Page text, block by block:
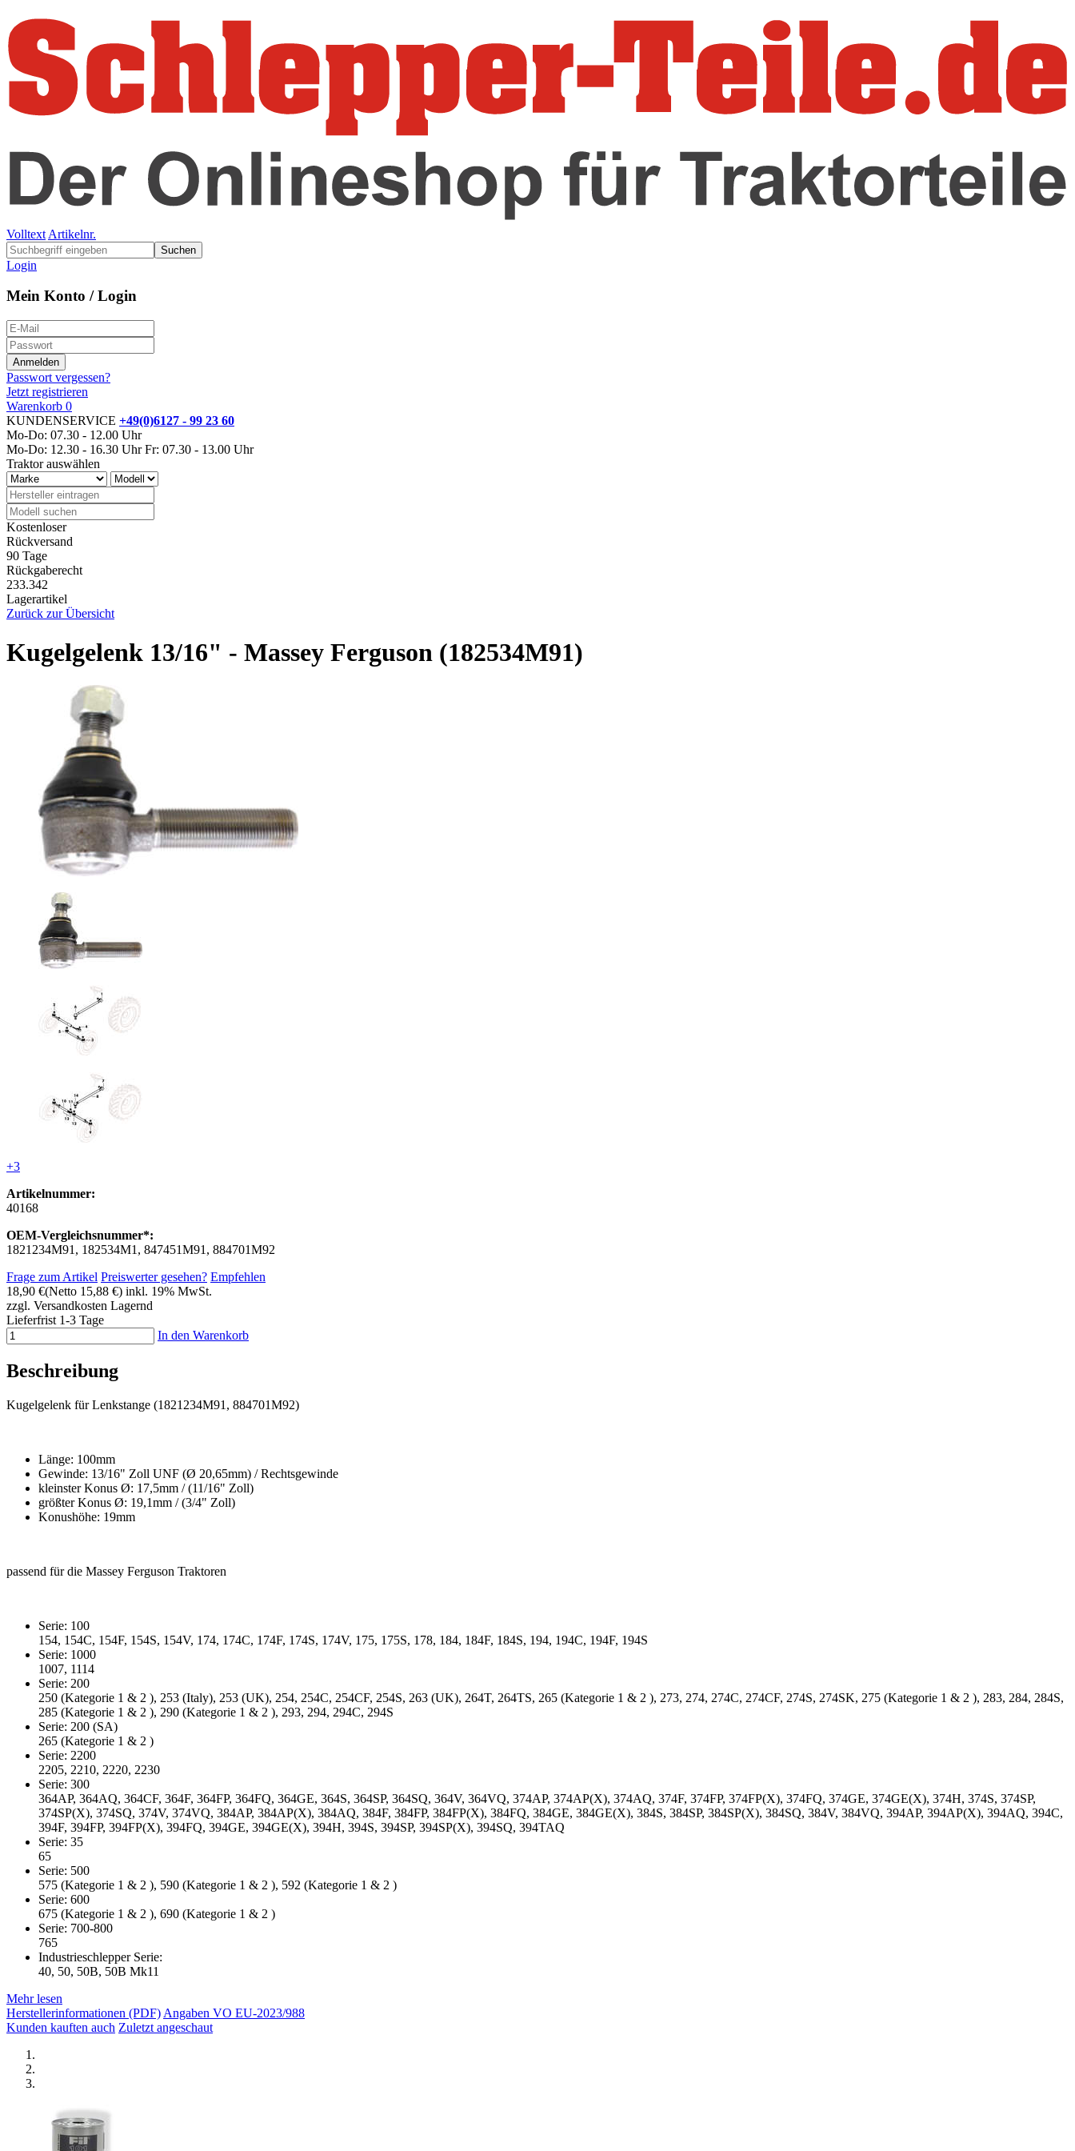
Volltext Artikelnr.
Suchen
Login
Mein Konto / Login
Passwort vergessen?
Jetzt registrieren
Warenkorb 0
KUNDENSERVICE +49(0)6127 - 99 23 60
Mo-Do: 07.30 - 12.00 Uhr
Mo-Do: 12.30 - 16.30 Uhr Fr: 07.30 - 13.00 Uhr
Traktor auswählen
Kostenloser
Rückversand
90 Tage
Rückgaberecht
233.342
Lagerartikel
Zurück zur Übersicht
Kugelgelenk 13/16" - Massey Ferguson (182534M91)
+3
Artikelnummer:
40168
OEM-Vergleichsnummer*:
1821234M91, 182534M1, 847451M91, 884701M92
Frage zum Artikel Preiswerter gesehen? Empfehlen
18,90 €(Netto 15,88 €) inkl. 19% MwSt.
zzgl. Versandkosten Lagernd
Lieferfrist 1-3 Tage
In den Warenkorb
Beschreibung
Kugelgelenk für Lenkstange (1821234M91, 884701M92)
Länge: 100mm
Gewinde: 13/16" Zoll UNF (Ø 20,65mm) / Rechtsgewinde
kleinster Konus Ø: 17,5mm / (11/16" Zoll)
größter Konus Ø: 19,1mm / (3/4" Zoll)
Konushöhe: 19mm
passend für die Massey Ferguson Traktoren
Serie: 100
154, 154C, 154F, 154S, 154V, 174, 174C, 174F, 174S, 174V, 175, 175S, 178, 184, 184F, 184S, 194, 194C, 194F, 194S
Serie: 1000
1007, 1114
Serie: 200
250 (Kategorie 1 & 2 ), 253 (Italy), 253 (UK), 254, 254C, 254CF, 254S, 263 (UK), 264T, 264TS, 265 (Kategorie 1 & 2 ), 273, 274, 274C, 274CF, 274S, 274SK, 275 (Kategorie 1 & 2 ), 283, 284, 284S,
285 (Kategorie 1 & 2 ), 290 (Kategorie 1 & 2 ), 293, 294, 294C, 294S
Serie: 200 (SA)
265 (Kategorie 1 & 2 )
Serie: 2200
2205, 2210, 2220, 2230
Serie: 300
364AP, 364AQ, 364CF, 364F, 364FP, 364FQ, 364GE, 364S, 364SP, 364SQ, 364V, 364VQ, 374AP, 374AP(X), 374AQ, 374F, 374FP, 374FP(X), 374FQ, 374GE, 374GE(X), 374H, 374S, 374SP,
374SP(X), 374SQ, 374V, 374VQ, 384AP, 384AP(X), 384AQ, 384F, 384FP, 384FP(X), 384FQ, 384GE, 384GE(X), 384S, 384SP, 384SP(X), 384SQ, 384V, 384VQ, 394AP, 394AP(X), 394AQ, 394C,
394F, 394FP, 394FP(X), 394FQ, 394GE, 394GE(X), 394H, 394S, 394SP, 394SP(X), 394SQ, 394TAQ
Serie: 35
65
Serie: 500
575 (Kategorie 1 & 2 ), 590 (Kategorie 1 & 2 ), 592 (Kategorie 1 & 2 )
Serie: 600
675 (Kategorie 1 & 2 ), 690 (Kategorie 1 & 2 )
Serie: 700-800
765
Industrieschlepper Serie:
40, 50, 50B, 50B Mk11
Mehr lesen
Herstellerinformationen (PDF) Angaben VO EU-2023/988
Kunden kauften auch Zuletzt angeschaut